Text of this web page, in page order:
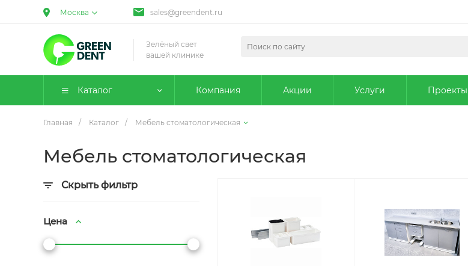
Москва sales@greendent.ru
Зелёный свет
вашей клинике
Каталог Компания Акции Услуги Проекты
Главная / Каталог / Мебель стоматологическая
Мебель стоматологическая
Скрыть фильтр
Цена